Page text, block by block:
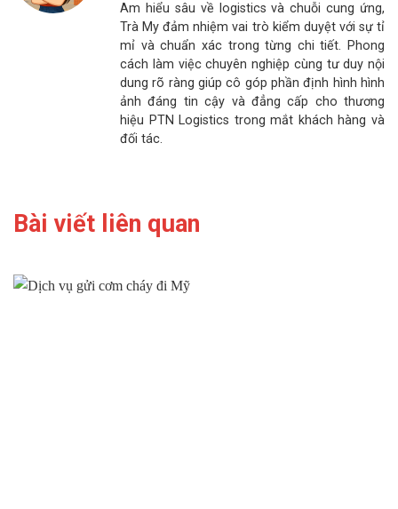
Am hiểu sâu về logistics và chuỗi cung ứng,
Trà My đảm nhiệm vai trò kiểm duyệt với sự tỉ
mỉ và chuẩn xác trong từng chi tiết. Phong
cách làm việc chuyên nghiệp cùng tư duy nội
dung rõ ràng giúp cô góp phần định hình hình
ảnh đáng tin cậy và đẳng cấp cho thương
hiệu PTN Logistics trong mắt khách hàng và
đối tác.
Bài viết liên quan